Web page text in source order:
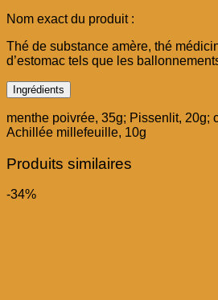
Nom exact du produit :
Thé de substance amère, thé
d’estomac tels que les
Ingrédients
menthe poivrée, 35g; Pissenlit, 20g;
Achillée millefeuille, 10g
Produits similaires
-34%